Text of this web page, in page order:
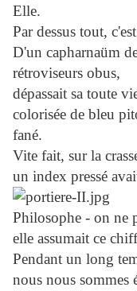
Elle.
Par dessus tout,
D'un capharnaüm
rétroviseurs obus,
dépassait sa toute
colorisée de bleu
fané.
Vite fait, sur la
un index pressé
Philosophe - on ne
elle assumait ce
Pendant un long
nous nous sommes